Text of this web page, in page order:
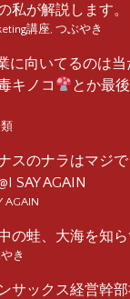
私が解説します。
講座 つぶやき
に向いてるのは当
キノコ
とか最
スのナラはマジ
AGAIN
AGAIN
の蛙、大海を知
き
サックス経営幹